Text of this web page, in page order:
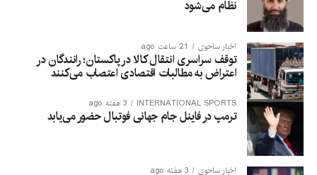
نظام می‌شود
اخبار ساحوی 21 ساعت ago
توقف سراسری انتقال کالا در پاکستان؛ رانندگان در
اعتراض به مطالبات اقتصادی اعتصاب می‌کنند
INTERNATIONAL SPORTS 3 هفته ago
ترمپ در فاینل جام جهانی فوتبال حضور می‌یابد
اخبار ساحوی 3 هفته ago